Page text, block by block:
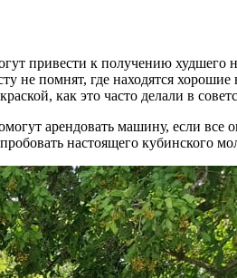
привести к получению худшего
не помнят, где находятся
как это часто делали в
арендовать машину, если все
настоящего кубинского